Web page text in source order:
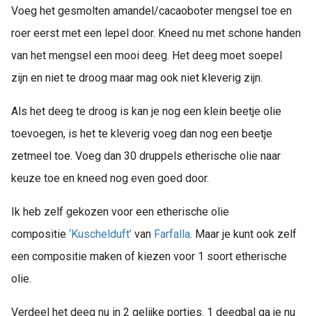
Voeg het gesmolten amandel/cacaoboter mengsel toe en
roer eerst met een lepel door. Kneed nu met schone handen
van het mengsel een mooi deeg. Het deeg moet soepel
zijn en niet te droog maar mag ook niet kleverig zijn.
Als het deeg te droog is kan je nog een klein beetje olie
toevoegen, is het te kleverig voeg dan nog een beetje
zetmeel toe. Voeg dan 30 druppels etherische olie naar
keuze toe en kneed nog even goed door.
Ik heb zelf gekozen voor een etherische olie
compositie ‘Kuschelduft’ van Farfalla. Maar je kunt ook zelf
een compositie maken of kiezen voor 1 soort etherische
olie.
Verdeel het deeg nu in 2 gelijke porties. 1 deegbal ga je nu